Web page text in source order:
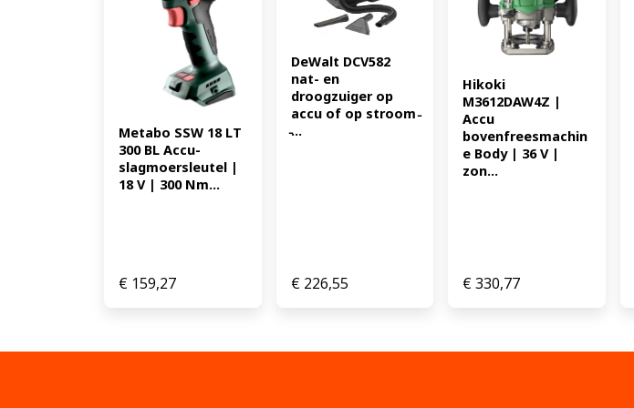
Metabo SSW 18 LT
300 BL Accu-
slagmoersleutel |
18 V | 300 Nm...
€ 159,27
DeWalt DCV582
nat- en
droogzuiger op
accu of op stroom
̵...
€226,55
Hikoki
M3612DAW4Z |
Accu
bovenfreesmachin
e Body | 36 V |
zon...
€330,77